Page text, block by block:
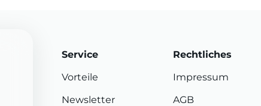
Service
Vorteile
Newsletter
Rechtliches
Impressum
AGB